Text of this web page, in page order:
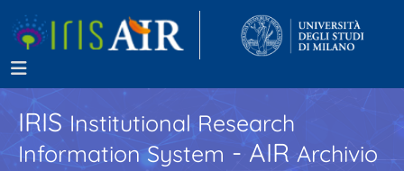
IRISInstitutional Research
Information System - AIR Archivio